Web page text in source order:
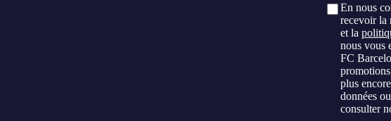
En nous
recevoir
et la
nous vous
FC
plus
données
consulter